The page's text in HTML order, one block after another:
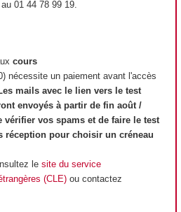
01 44 78 99 19.
cours
nécessite un paiement avant l'accès
mails avec le lien vers le test
envoyés à partir de fin août /
vérifier vos spams et de faire le test
réception pour choisir un créneau
le site du service
(CLE) ou contactez